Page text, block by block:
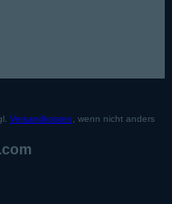
Versandkosten , wenn nicht anders